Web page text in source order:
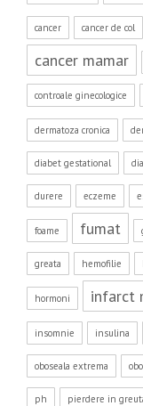
cancer cancer de col
cancer mamar
controale ginecologice
dermatoza cronica
diabet gestational
durere eczeme
foame fumat
greata hemofilie
hormoni infarct
insomnie insulina
oboseala extrema
ph pierdere in